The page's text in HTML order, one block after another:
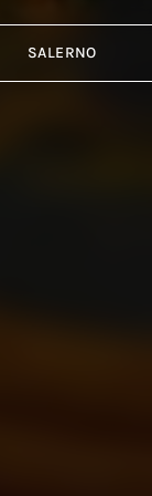
SALERNO